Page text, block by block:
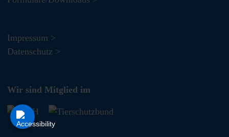
Impressum >
Datenschutz >
Wir sind Mitglied im